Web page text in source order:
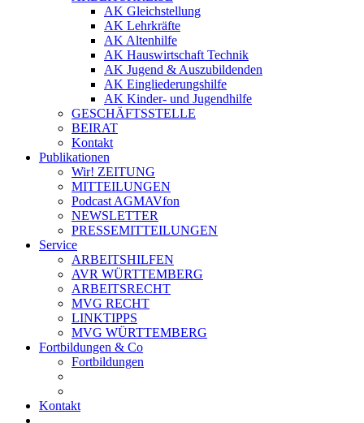
AK Gleichstellung
AK Lehrkräfte
AK Altenhilfe
AK Hauswirtschaft Technik
AK Jugend & Auszubildenden
AK Eingliederungshilfe
AK Kinder- und Jugendhilfe
GESCHÄFTSSTELLE
BEIRAT
Kontakt
Publikationen
Wir! ZEITUNG
MITTEILUNGEN
Podcast AGMAVfon
NEWSLETTER
PRESSEMITTEILUNGEN
Service
ARBEITSHILFEN
AVR WÜRTTEMBERG
ARBEITSRECHT
MVG RECHT
LINKTIPPS
MVG WÜRTTEMBERG
Fortbildungen & Co
Fortbildungen
Kontakt